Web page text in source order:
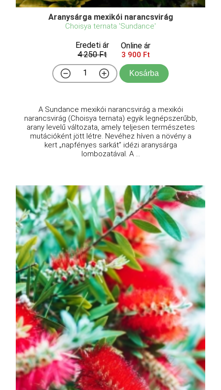
Aranysárga mexikói narancsvirág
Choisya ternata 'Sundance'
Eredeti ár
4 250 Ft
Online ár
3 900 Ft
Kosárba
A Sundance mexikói narancsvirág a mexikói
narancsvirág (Choisya ternata) egyik legnépszerűbb,
arany levelű változata, amely teljesen természetes
mutációként jött létre. Nevéhez híven a növény a
kert „napfényes sarkát” idézi aranysárga
lombozatával. A ...